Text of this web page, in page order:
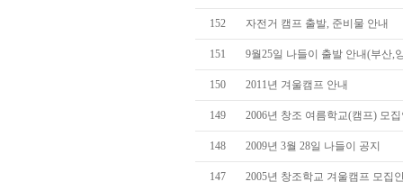
152 자전거 캠프 출발, 준비물 안내
151 9월25일 나들이 출발 안내(부산,
150 2011년 겨울캠프 안내
149 2006년 창조 여름학교(캠프) 모
148 2009년 3월 28일 나들이 공지
147 2005년 창조학교 겨울캠프 모집